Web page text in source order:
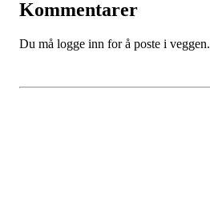
Kommentarer
Du må logge inn for å poste i veggen.